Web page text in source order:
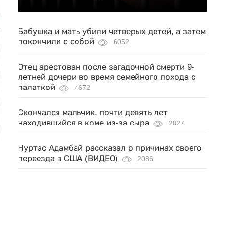
Бабушка и мать убили четверых детей, а затем
покончили с собой
6052
Отец арестован после загадочной смерти 9-
летней дочери во время семейного похода с
палаткой
4672
Скончался мальчик, почти девять лет
находившийся в коме из-за сыра
2827
Нуртас Адамбай рассказал о причинах своего
переезда в США (ВИДЕО)
2086